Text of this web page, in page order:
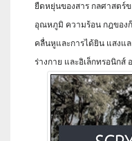
ยืดหยุ่นของสาร กลศาสตร์
อุณหภูมิ ความร้อน กฎของ
คลื่นหูและการได้ยิน แสงแ
ร่างกาย และอิเล็กทรอนิกส์